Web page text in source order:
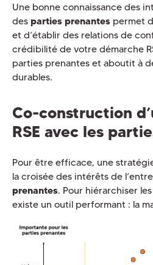
Une bonne connaissance des
des parties prenantespermet
et d’établir des relations de
crédibilité de votre démarche
parties prenantes et aboutit à
durables.
Co-construction
RSE avec les
Pour être efficace, une
la croisée des intérêts de
prenantes. Pour hiérarchiser
existe un outil performant : la